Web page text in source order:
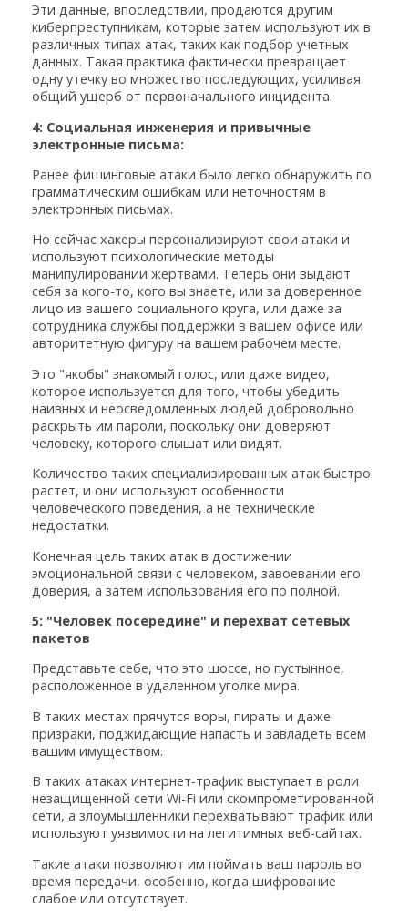
Эти данные, впоследствии, продаются другим
киберпреступникам, которые затем используют их в
различных типах атак, таких как подбор учетных
данных. Такая практика фактически превращает
одну утечку во множество последующих, усиливая
общий ущерб от первоначального инцидента.
4: Социальная инженерия и привычные
электронные письма:
Ранее фишинговые атаки было легко обнаружить по
грамматическим ошибкам или неточностям в
электронных письмах.
Но сейчас хакеры персонализируют свои атаки и
используют психологические методы
манипулировании жертвами. Теперь они выдают
себя за кого-то, кого вы знаете, или за доверенное
лицо из вашего социального круга, или даже за
сотрудника службы поддержки в вашем офисе или
авторитетную фигуру на вашем рабочем месте.
Это "якобы" знакомый голос, или даже видео,
которое используется для того, чтобы убедить
наивных и неосведомленных людей добровольно
раскрыть им пароли, поскольку они доверяют
человеку, которого слышат или видят.
Количество таких специализированных атак быстро
растет, и они используют особенности
человеческого поведения, а не технические
недостатки.
Конечная цель таких атак в достижении
эмоциональной связи с человеком, завоевании его
доверия, а затем использования его по полной.
5: "Человек посередине" и перехват сетевых
пакетов
Представьте себе, что это шоссе, но пустынное,
расположенное в удаленном уголке мира.
В таких местах прячутся воры, пираты и даже
призраки, поджидающие напасть и завладеть всем
вашим имуществом.
В таких атаках интернет-трафик выступает в роли
незащищенной сети Wi-Fi или скомпрометированной
сети, а злоумышленники перехватывают трафик или
используют уязвимости на легитимных веб-сайтах.
Такие атаки позволяют им поймать ваш пароль во
время передачи, особенно, когда шифрование
слабое или отсутствует.